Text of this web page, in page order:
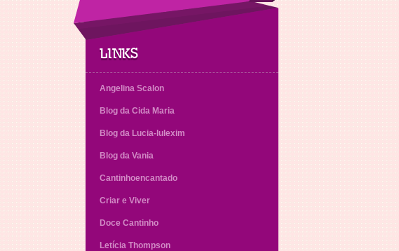
LINKS
Angelina Scalon
Blog da Cida Maria
Blog da Lucia-lulexim
Blog da Vania
Cantinhoencantado
Criar e Viver
Doce Cantinho
Letícia Thompson